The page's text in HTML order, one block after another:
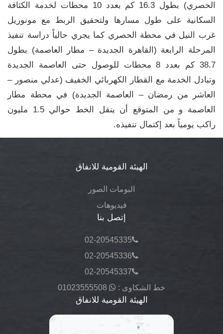
الحصري) بطول 16.3 كم بعدد 10 محطات لخدمة الكثافة
السكانية على طول مسارها ولتحقيق الربط مع مونوريل
غرب النيل في محطة الحصري كما يجري حالياً دراسة تنفيذ
المرحلة الرابعة (القاهرة الجديدة – مطار العاصمة) بطول
38.7 كم بعدد 8 محطات للوصول حتى العاصمة الجديدة
وتبادل الخدمة مع القطار الكهربائي الخفيف (عدلي منصور –
العاشر من رمضان – العاصمة الجديدة) في محطة مطار
العاصمة و من المتوقع أن ينقل الخط حوالي 1.5 مليون
راكب يومياً بعد إكتمال تنفيذه.
الهيئة القومية للانفاق
البومات الصور
فيديوهات
إتصل بنا
02-20545335
02-20545336
02-20545337
خط الشكاوى :
01023555508
الهيئة القومية للانفاق